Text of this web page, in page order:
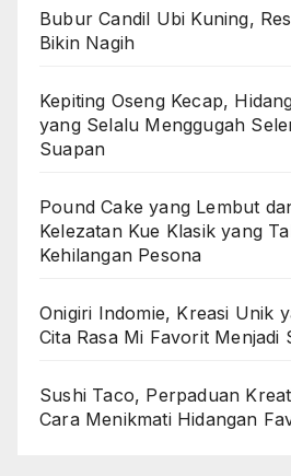
Bubur Candil Ubi Kuning,
Bikin Nagih
Kepiting Oseng Kecap,
yang Selalu Menggugah
Suapan
Pound Cake yang Lembut
Kelezatan Kue Klasik yang
Kehilangan Pesona
Onigiri Indomie, Kreasi Unik
Cita Rasa Mi Favorit Menjadi
Sushi Taco, Perpaduan
Cara Menikmati Hidangan